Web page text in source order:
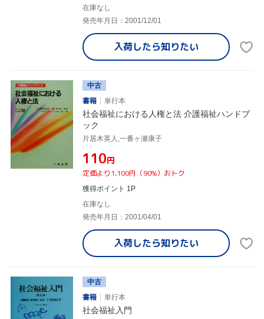
在庫なし
発売年月日：2001/12/01
入荷したら知りたい
中古
書籍
単行本
社会福祉における人権と法 介護福祉ハンドブ
ック
片居木英人,一番ヶ瀬康子
¥110円
定価より1,100円（90%）おトク
獲得ポイント 1P
在庫なし
発売年月日：2001/04/01
入荷したら知りたい
中古
書籍
単行本
社会福祉入門